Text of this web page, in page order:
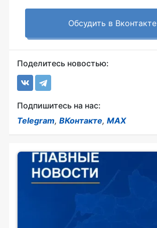
Обсудить в Вконтакте
Поделитесь новостью:
Подпишитесь на нас:
Telegram, ВКонтакте, MAX